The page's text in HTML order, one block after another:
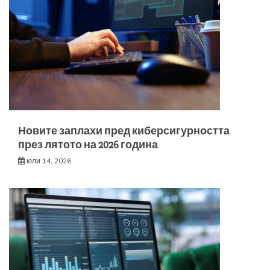
Новите заплахи пред киберсигурността
през лятото на 2026 година
юли 14, 2026